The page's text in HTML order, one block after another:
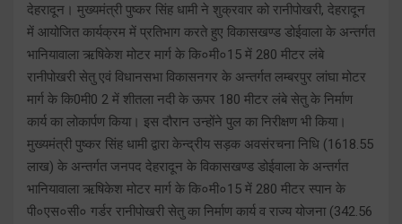
देहरादून। मुख्यमंत्री पुष्कर सिंह धामी ने शुक्रवार को रानीपोखरी, देहरादून
में आयोजित कार्यक्रम में प्रतिभाग करते हुए विकासखण्ड डोईवाला के अन्तर्गत
भानियावाला ऋषिकेश मोटर मार्ग के कि०मी०15 में 280 मीटर लंबे
रानीपोखरी सेतु एवं विधानसभा विकासनगर के अन्तर्गत लम्बरपुर लांघा मोटर
मार्ग के कि0मी0 2 में शीतला नदी के ऊपर 180 मीटर लंबे सेतु के निर्माण
कार्य का लोकार्पण किया। इस दौरान उन्होंने पुल का निरीक्षण भी किया।
मुख्यमंत्री पुष्कर सिंह धामी द्वारा केन्द्रीय सड़क अवसंरचना निधि (1618.55
लाख) के अन्तर्गत जनपद देहरादून के विकासखण्ड डोईवाला के अन्तर्गत
भानियावाला ऋषिकेश मोटर मार्ग के कि०मी०15 में 280 मीटर स्पान के
पी०एस०सी० गर्डर रानीपोखरी सेतु का निर्माण कार्य व राज्य योजना (342.56